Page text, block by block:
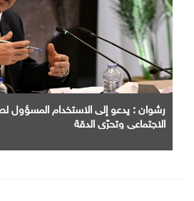
رشوان : يدعو إلى الاستخدام المسؤول
الاجتماعي وتحرّي الدقة